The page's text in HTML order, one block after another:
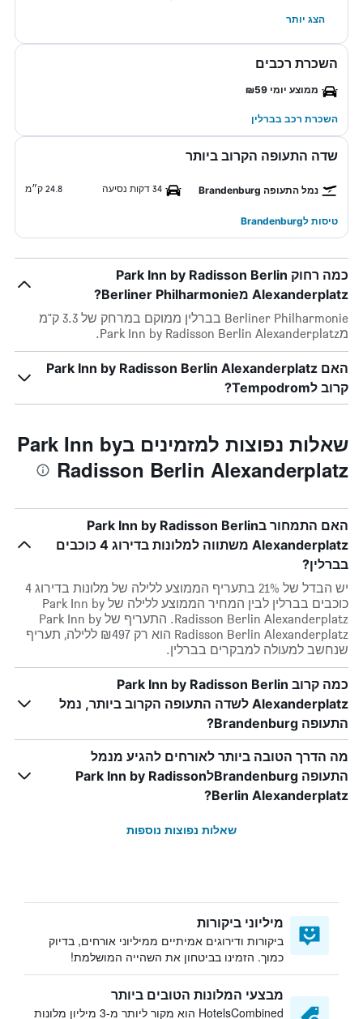
הצג יותר
השכרת רכבים
ממוצע יומי ₪59
השכרת רכב בברלין
שדה התעופה הקרוב ביותר
נמל התעופה Brandenburg 34 דקות נסיעה 24.8 ק״מ
טיסות לBrandenburg
כמה רחוק Park Inn by Radisson Berlin
Alexanderplatz מBerliner Philharmonie?
Berliner Philharmonie בברלין ממוקם במרחק של 3.3 ק"מ
מPark Inn by Radisson Berlin Alexanderplatz.
האם Park Inn by Radisson Berlin Alexanderplatz
קרוב לTempodrom?
שאלות נפוצות למזמינים בPark Inn by
Radisson Berlin Alexanderplatz
האם התמחור בPark Inn by Radisson Berlin
Alexanderplatz משתווה למלונות בדירוג 4 כוכבים
בברלין?
יש הבדל של 21% בתעריף הממוצע ללילה של מלונות בדירוג 4
כוכבים בברלין לבין המחיר הממוצע ללילה של Park Inn by
Radisson Berlin Alexanderplatz. התעריף של Park Inn by
Radisson Berlin Alexanderplatz הוא רק ₪497 ללילה, תעריף
שנחשב למעולה למבקרים בברלין.
כמה קרוב Park Inn by Radisson Berlin
Alexanderplatz לשדה התעופה הקרוב ביותר, נמל
התעופה Brandenburg?
מה הדרך הטובה ביותר לאורחים להגיע מנמל
התעופה BrandenburgלPark Inn by Radisson
Berlin Alexanderplatz?
שאלות נפוצות נוספות
מיליוני ביקורות
ביקורות ודירוגים אמיתיים ממיליוני אורחים, בדיוק
כמוך. הזמינו בביטחון את השהייה המושלמת!
מבצעי המלונות הטובים ביותר
HotelsCombined הוא מקור ליותר מ-3 מיליון מלונות